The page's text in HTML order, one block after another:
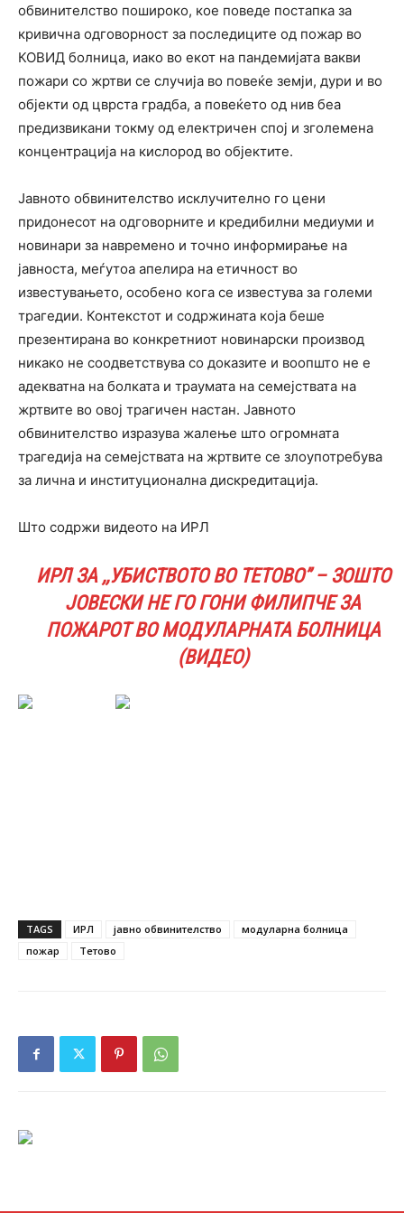
обвинителство пошироко, кое поведе постапка за
кривична одговорност за последиците од пожар во
КОВИД болница, иако во екот на пандемијата вакви
пожари со жртви се случија во повеќе земји, дури и во
објекти од цврста градба, а повеќето од нив беа
предизвикани токму од електричен спој и зголемена
концентрација на кислород во објектите.
Јавното обвинителство исклучително го цени
придонесот на одговорните и кредибилни медиуми и
новинари за навремено и точно информирање на
јавноста, меѓутоа апелира на етичност во
известувањето, особено кога се известува за големи
трагедии. Контекстот и содржината која беше
презентирана во конкретниот новинарски производ
никако не соодветствува со доказите и воопшто не е
адекватна на болката и траумата на семејствата на
жртвите во овој трагичен настан. Јавното
обвинителство изразува жалење што огромната
трагедија на семејствата на жртвите се злоупотребува
за лична и институционална дискредитација.
Што содржи видеото на ИРЛ
ИРЛ ЗА ,,УБИСТВОТО ВО ТЕТОВО” – ЗОШТО
ЈОВЕСКИ НЕ ГО ГОНИ ФИЛИПЧЕ ЗА
ПОЖАРОТ ВО МОДУЛАРНАТА БОЛНИЦА
(ВИДЕО)
TAGS ИРЛ јавно обвинителство
модуларна болница
пожар
Тетово